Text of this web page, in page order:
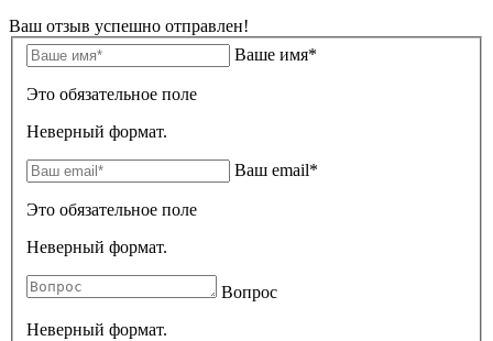
Ваш отзыв успешно отправлен!
Ваше имя*
Это обязательное поле
Неверный формат.
Ваш email*
Это обязательное поле
Неверный формат.
Вопрос
Неверный формат.